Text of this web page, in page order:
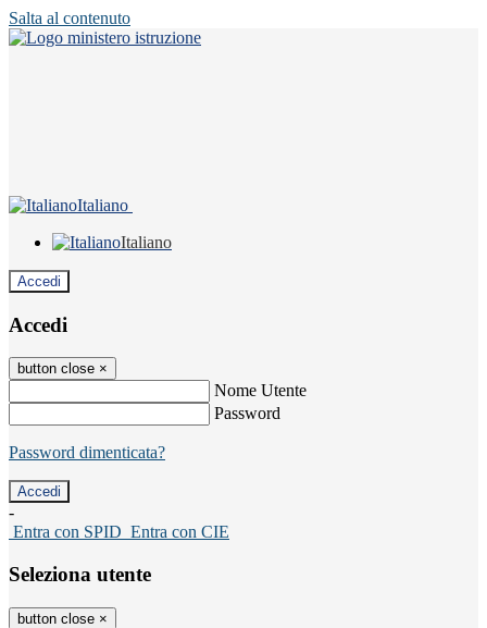
Salta al contenuto
Italiano
Italiano
Accedi
Accedi
button close ×
Nome Utente
Password
Password dimenticata?
-
Entra con SPID Entra con CIE
Seleziona utente
button close ×